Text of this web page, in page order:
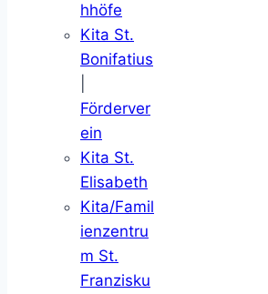
hhöfe
Kita St.
Bonifatius
Förderver
ein
Kita St.
Elisabeth
Kita/Famil
ienzentru
m St.
Franzisku